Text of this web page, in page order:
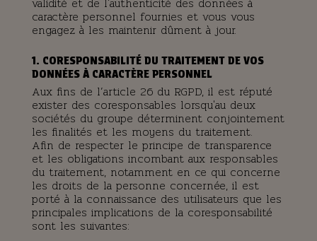
caractère personnel fournies et vous vous
engagez à les maintenir dûment à jour.
1. CORESPONSABILITÉ DU TRAITEMENT DE VOS
DONNÉES À CARACTÈRE PERSONNEL
Aux fins de l’article 26 du RGPD, il est réputé
exister des coresponsables lorsqu'au deux
sociétés du groupe déterminent conjointement
les finalités et les moyens du traitement.
Afin de respecter le principe de transparence
et les obligations incombant aux responsables
du traitement, notamment en ce qui concerne
les droits de la personne concernée, il est
porté à la connaissance des utilisateurs que les
principales implications de la coresponsabilité
sont les suivantes: